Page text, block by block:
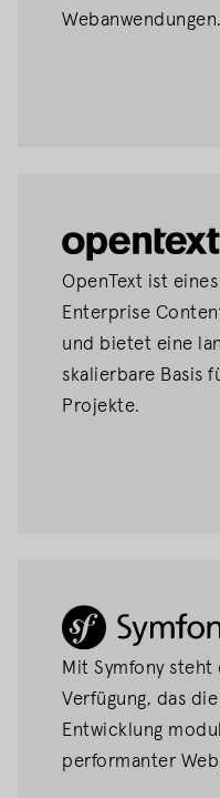
Webanwendungen.
OpenText
OpenText ist
Enterprise
und bietet eine
skalierbare Basis
Projekte.
Symfony
Mit Symfony steht
Verfügung, das
Entwicklung
performanter